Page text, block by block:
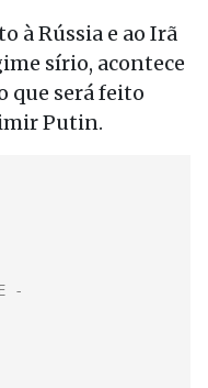
à Rússia e ao Irã
sírio, acontece
que será feito
Putin.